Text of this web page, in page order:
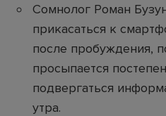
Сомнолог Роман
прикасаться к
после пробуждения,
просыпается
подвергаться
утра.